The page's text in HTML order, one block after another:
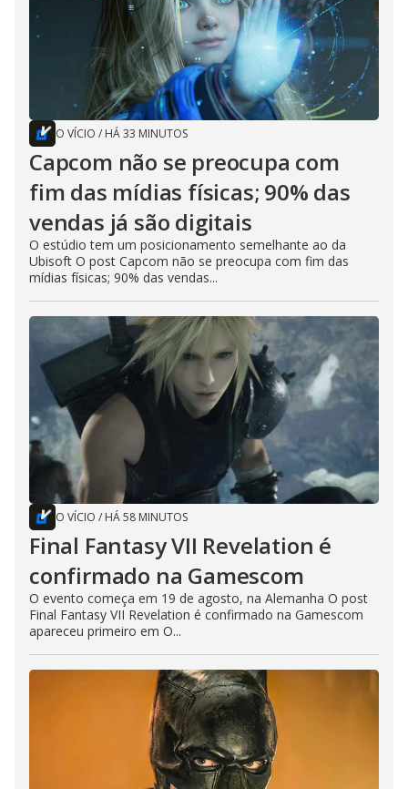
O VÍCIO / HÁ 33 MINUTOS
Capcom não se preocupa com
fim das mídias físicas; 90% das
vendas já são digitais
O estúdio tem um posicionamento semelhante ao da
Ubisoft O post Capcom não se preocupa com fim das
mídias físicas; 90% das vendas...
O VÍCIO / HÁ 58 MINUTOS
Final Fantasy VII Revelation é
confirmado na Gamescom
O evento começa em 19 de agosto, na Alemanha O post
Final Fantasy VII Revelation é confirmado na Gamescom
apareceu primeiro em O...